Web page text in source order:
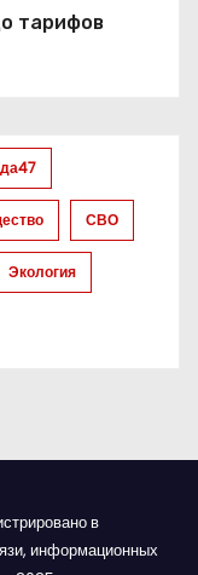
тарифов
СВО
Экология
в
информационных